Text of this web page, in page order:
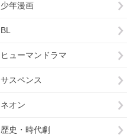
少年漫画
BL
ヒューマンドラマ
サスペンス
ネオン
歴史・時代劇